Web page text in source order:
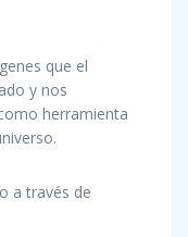
que el
y nos
herramienta
a través de